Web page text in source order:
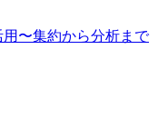
用〜集約から分析まで